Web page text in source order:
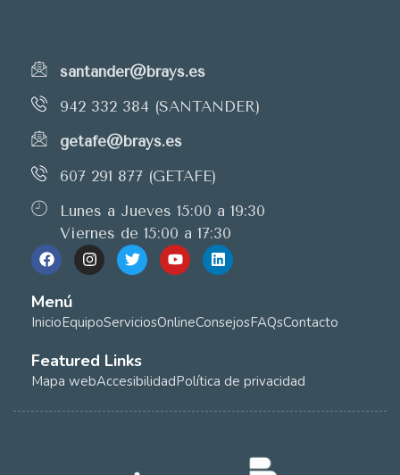
santander@brays.es
942 332 384 (SANTANDER)
getafe@brays.es
607 291 877 (GETAFE)
Lunes a Jueves 15:00 a 19:30
Viernes de 15:00 a 17:30
Menú
InicioEquipoServiciosOnlineConsejosFAQsContacto
Featured Links
Mapa webAccesibilidadPolítica de privacidad